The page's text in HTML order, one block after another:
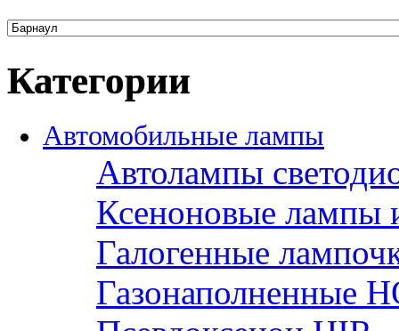
Категории
Автомобильные лампы
Автолампы
Ксеноновые лампы
Галогенные
Газонаполненные